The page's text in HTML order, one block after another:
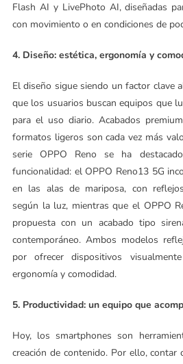
Flash AI y LivePhoto AI, diseñadas
con movimiento o en condiciones de
4. Diseño: estética, ergonomía y
El diseño sigue siendo un factor clave
que los usuarios buscan equipos que
para el uso diario. Acabados
formatos ligeros son cada vez más
serie OPPO Reno se ha
funcionalidad: el OPPO Reno13 5G
en las alas de mariposa, con
según la luz, mientras que el OPPO
propuesta con un acabado tipo
contemporáneo. Ambos modelos
por ofrecer dispositivos
ergonomía y comodidad.
5. Productividad: un equipo que
Hoy, los smartphones son
creación de contenido. Por ello, contar